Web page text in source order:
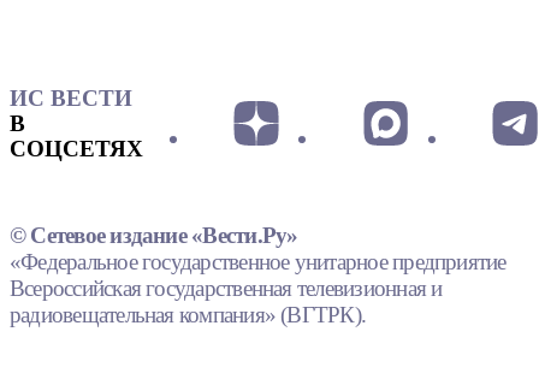
ИС ВЕСТИ
В
СОЦСЕТЯХ
© Сетевое издание «Вести.Ру»
«Федеральное государственное унитарное предприятие
Всероссийская государственная телевизионная и
радиовещательная компания» (ВГТРК).